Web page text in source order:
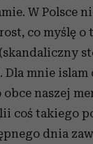
W Polsce
co myślę
mnie islam
naszej
coś takiego
dnia